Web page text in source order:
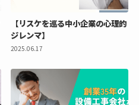
【リスケを巡る中小企業の心理的
ジレンマ】
2025.06.17